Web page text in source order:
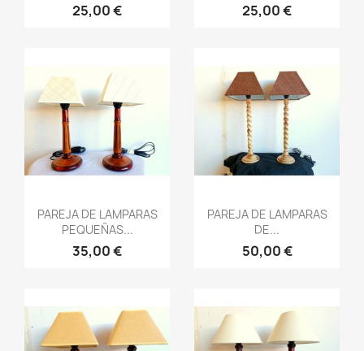
25,00 € 25,00 €
Vista rápida
PAREJA DE LAMPARAS
PEQUEÑAS...
35,00 €
Vista rápida
PAREJA DE LAMPARAS
DE...
50,00 €